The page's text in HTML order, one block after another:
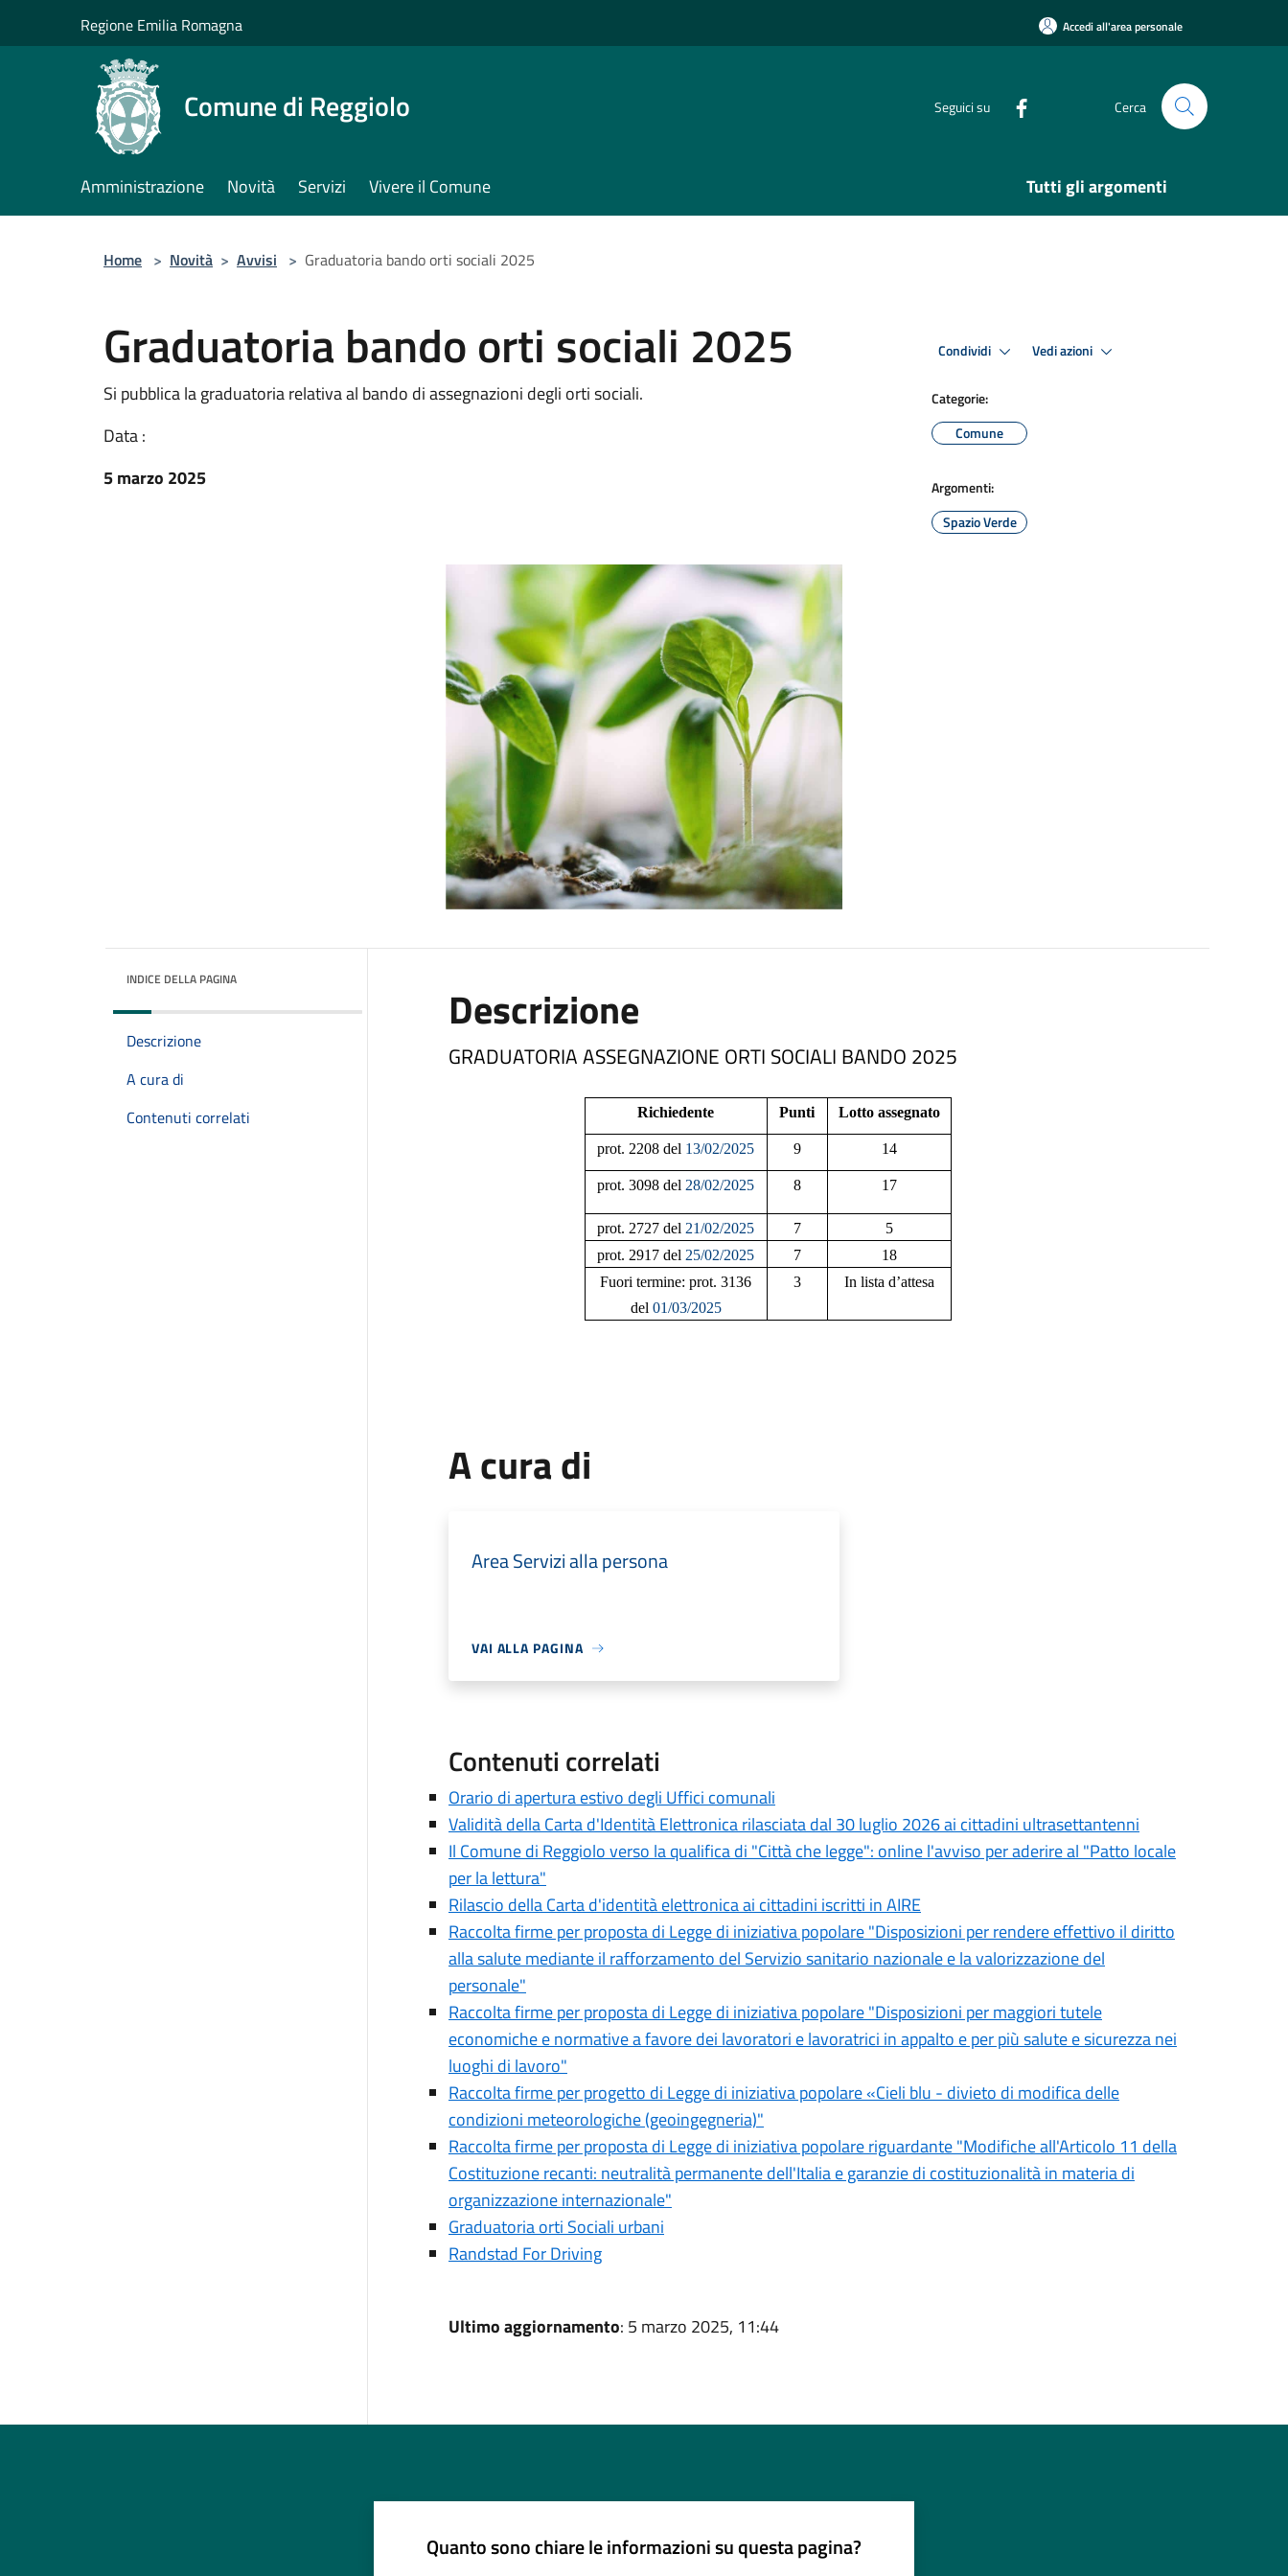
Regione Emilia Romagna Accedi all'area personale
Comune di Reggiolo Seguici su Cerca
Amministrazione Novità Servizi Vivere il Comune Tutti gli argomenti
Home > Novità > Avvisi > Graduatoria bando orti sociali 2025
Graduatoria bando orti sociali 2025
Si pubblica la graduatoria relativa al bando di assegnazioni degli orti sociali.
Data :
5 marzo 2025
Condividi Vedi azioni
Categorie:
Comune
Argomenti:
Spazio Verde
INDICE DELLA PAGINA
Descrizione
A cura di
Contenuti correlati
Descrizione
GRADUATORIA ASSEGNAZIONE ORTI SOCIALI BANDO 2025
Richiedente Punti Lotto assegnato
prot. 2208 del 13/02/2025 9 14
prot. 3098 del 28/02/2025 8 17
prot. 2727 del 21/02/2025 7
5
prot. 2917 del 25/02/2025 7
18
Fuori termine: prot. 3136
del 01/03/2025
3 In lista d’attesa
A cura di
Area Servizi alla persona
VAI ALLA PAGINA
Contenuti correlati
Orario di apertura estivo degli Uffici comunali
Validità della Carta d'Identità Elettronica rilasciata dal 30 luglio 2026 ai cittadini ultrasettantenni
Il Comune di Reggiolo verso la qualifica di "Città che legge": online l'avviso per aderire al "Patto locale
per la lettura"
Rilascio della Carta d'identità elettronica ai cittadini iscritti in AIRE
Raccolta firme per proposta di Legge di iniziativa popolare "Disposizioni per rendere effettivo il diritto
alla salute mediante il rafforzamento del Servizio sanitario nazionale e la valorizzazione del
personale"
Raccolta firme per proposta di Legge di iniziativa popolare "Disposizioni per maggiori tutele
economiche e normative a favore dei lavoratori e lavoratrici in appalto e per più salute e sicurezza nei
luoghi di lavoro"
Raccolta firme per progetto di Legge di iniziativa popolare «Cieli blu - divieto di modifica delle
condizioni meteorologiche (geoingegneria)"
Raccolta firme per proposta di Legge di iniziativa popolare riguardante "Modifiche all'Articolo 11 della
Costituzione recanti: neutralità permanente dell'Italia e garanzie di costituzionalità in materia di
organizzazione internazionale"
Graduatoria orti Sociali urbani
Randstad For Driving
Ultimo aggiornamento: 5 marzo 2025, 11:44
Quanto sono chiare le informazioni su questa pagina?